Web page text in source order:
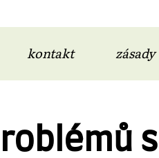
kontakt zásady